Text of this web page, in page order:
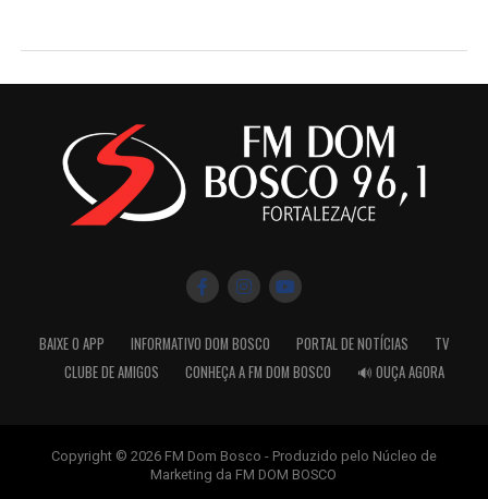
BAIXE O APP INFORMATIVO DOM BOSCO PORTAL DE NOTÍCIAS
TV
CLUBE DE AMIGOS
CONHEÇA A FM DOM BOSCO 🔊 OUÇA AGORA
Copyright © 2026 FM Dom Bosco - Produzido pelo Núcleo de
Marketing da FM DOM BOSCO